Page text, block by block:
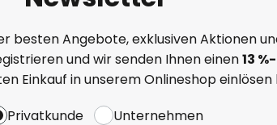
besten Angebote, exklusiven Aktionen
und wir senden Ihnen einen13 %
Einkauf in unserem Onlineshop
Privatkunde
Unternehmen